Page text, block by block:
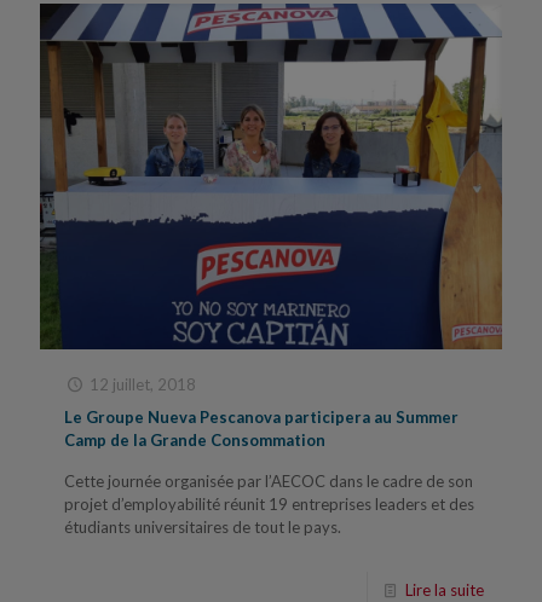
12 juillet, 2018
Le Groupe Nueva Pescanova participera au Summer
Camp de la Grande Consommation
Cette journée organisée par l’AECOC dans le cadre de son
projet d’employabilité réunit 19 entreprises leaders et des
étudiants universitaires de tout le pays.
Lire la suite